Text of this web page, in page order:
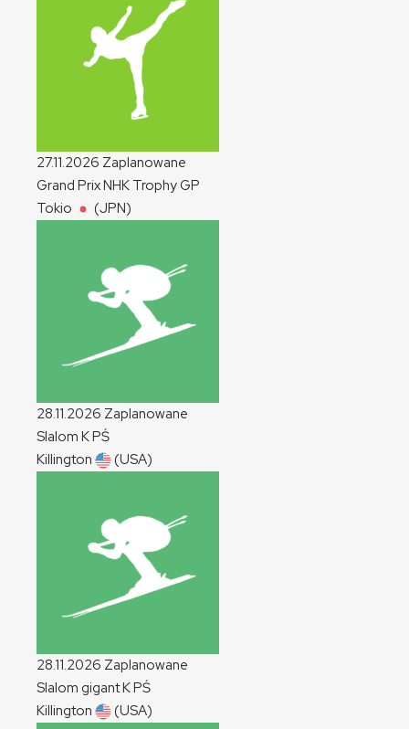
27.11.2026 Zaplanowane
Grand Prix NHK TrophyGP
Tokio
(JPN)
28.11.2026 Zaplanowane
Slalom KPŚ
Killington
(USA)
28.11.2026 Zaplanowane
Slalom gigantKPŚ
Killington
(USA)